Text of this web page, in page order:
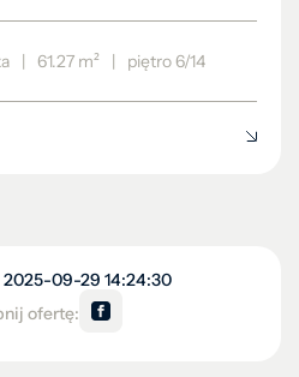
| 61.27 m² | piętro 6/14
2025-09-29 14:24:30
ofertę: